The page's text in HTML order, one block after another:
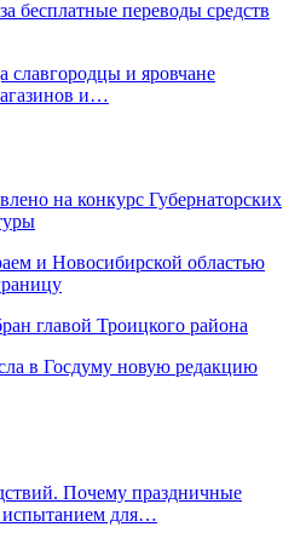
бесплатные переводы средств
славгородцы и яровчане
и…
на конкурс Губернаторских
и Новосибирской областью
главой Троицкого района
в Госдуму новую редакцию
Почему праздничные
испытанием для…